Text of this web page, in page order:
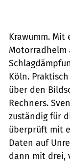
Krawumm.
Motorradhelm
Köln.
über den
Rechners.
zuständig für
überprüft mit
Daten auf
dann mit drei,